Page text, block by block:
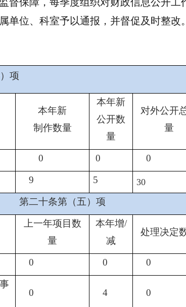
单位、科室予以通报，并督促及时整改。
项
本年新
制作数量
本年新
公开数
量
对外公开
量
0 0 0
9 5 30
第二十条第（五）项
上一年项目数
量
本年增/
减
处理决定
0 0 0
0 4 0